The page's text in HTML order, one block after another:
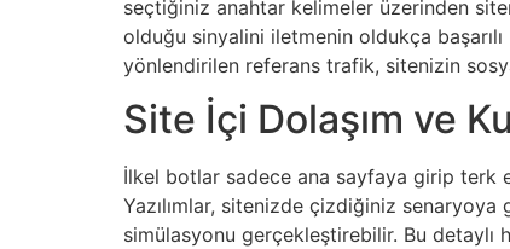
seçtiğiniz anahtar kelimeler üzerinden
olduğu sinyalini iletmenin oldukça
yönlendirilen referans trafik, sitenizin
Site İçi Dolaşım ve
İlkel botlar sadece ana sayfaya girip terk
Yazılımlar, sitenizde çizdiğiniz
simülasyonu gerçekleştirebilir. Bu detaylı